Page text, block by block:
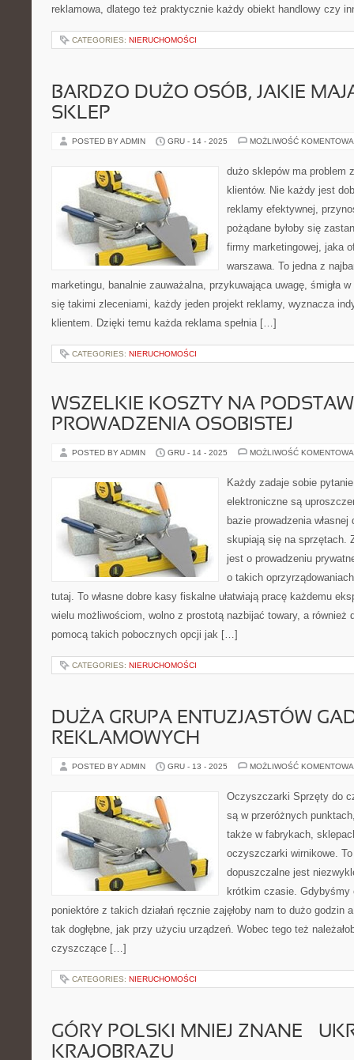
reklamowa, dlatego też praktycznie każdy obiekt handlowy czy
CATEGORIES: NIERUCHOMOŚCI
BARDZO DUŻO OSÓB, JAKIE
SKLEP
POSTED BY ADMIN GRU - 14 - 2025 MOŻLIWOŚĆ
dużo sklepów ma problem
klientów. Nie każdy jest
reklamy efektywnej,
pożądane byłoby się
firmy marketingowej, jaka
warszawa. To jedna z
marketingu, banalnie zauważalna, przykuwająca uwagę, śmigła
się takimi zleceniami, każdy jeden projekt reklamy, wyznacza
klientem. Dzięki temu każda reklama spełnia […]
CATEGORIES: NIERUCHOMOŚCI
WSZELKIE KOSZTY NA
PROWADZENIA OSOBISTEJ
POSTED BY ADMIN GRU - 14 - 2025 MOŻLIWOŚĆ
Każdy zadaje sobie
elektroniczne są
bazie prowadzenia własnej
skupiają się na sprzętach.
jest o prowadzeniu
o takich
tutaj. To własne dobre kasy fiskalne ułatwiają pracę każdemu
wielu możliwościom, wolno z prostotą nazbijać towary, a również
pomocą takich pobocznych opcji jak […]
CATEGORIES: NIERUCHOMOŚCI
DUŻA GRUPA ENTUZJASTÓW
REKLAMOWYCH
POSTED BY ADMIN GRU - 13 - 2025 MOŻLIWOŚĆ
Oczyszczarki Sprzęty do
są w przeróżnych
także w fabrykach,
oczyszczarki wirnikowe.
dopuszczalne jest
krótkim czasie.
poniektóre z takich działań ręcznie zajęłoby nam to dużo godzin
tak dogłębne, jak przy użyciu urządzeń. Wobec tego też
czyszczące […]
CATEGORIES: NIERUCHOMOŚCI
GÓRY POLSKI MNIEJ ZNANE –
KRAJOBRAZU